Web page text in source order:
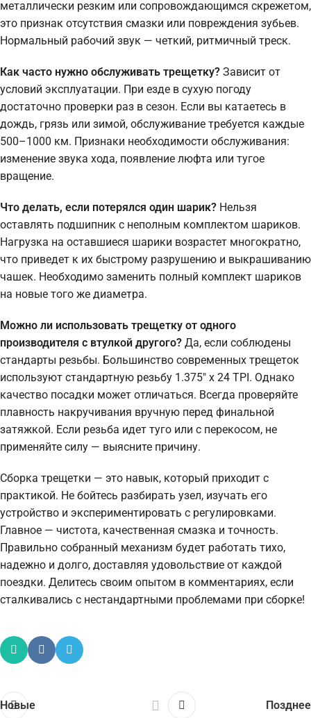
металлически резким или сопровождающимся скрежетом,
это признак отсутствия смазки или повреждения зубьев.
Нормальный рабочий звук — четкий, ритмичный треск.
Как часто нужно обслуживать трещетку? Зависит от
условий эксплуатации. При езде в сухую погоду
достаточно проверки раз в сезон. Если вы катаетесь в
дождь, грязь или зимой, обслуживание требуется каждые
500–1000 км. Признаки необходимости обслуживания:
изменение звука хода, появление люфта или тугое
вращение.
Что делать, если потерялся один шарик? Нельзя
оставлять подшипник с неполным комплектом шариков.
Нагрузка на оставшиеся шарики возрастет многократно,
что приведет к их быстрому разрушению и выкрашиванию
чашек. Необходимо заменить полный комплект шариков
на новые того же диаметра.
Можно ли использовать трещетку от одного
производителя с втулкой другого? Да, если соблюдены
стандарты резьбы. Большинство современных трещеток
используют стандартную резьбу 1.375″ x 24 TPI. Однако
качество посадки может отличаться. Всегда проверяйте
плавность накручивания вручную перед финальной
затяжкой. Если резьба идет туго или с перекосом, не
применяйте силу — выясните причину.
Сборка трещетки — это навык, который приходит с
практикой. Не бойтесь разбирать узел, изучать его
устройство и экспериментировать с регулировками.
Главное — чистота, качественная смазка и точность.
Правильно собранный механизм будет работать тихо,
надежно и долго, доставляя удовольствие от каждой
поездки. Делитесь своим опытом в комментариях, если
сталкивались с нестандартными проблемами при сборке!
Новые Позднее